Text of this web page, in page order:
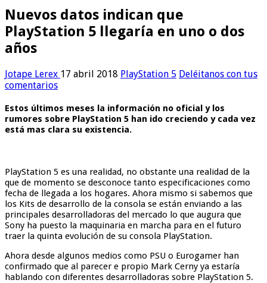
Nuevos datos indican que
PlayStation 5 llegaría en uno o dos
años
Jotape Lerex 17 abril 2018 PlayStation 5 Deléitanos con tus
comentarios
Estos últimos meses la información no oficial y los
rumores sobre PlayStation 5 han ido creciendo y cada vez
está mas clara su existencia.
PlayStation 5 es una realidad, no obstante una realidad de la
que de momento se desconoce tanto especificaciones como
fecha de llegada a los hogares. Ahora mismo si sabemos que
los Kits de desarrollo de la consola se están enviando a las
principales desarrolladoras del mercado lo que augura que
Sony ha puesto la maquinaria en marcha para en el futuro
traer la quinta evolución de su consola PlayStation.
Ahora desde algunos medios como PSU o Eurogamer han
confirmado que al parecer e propio Mark Cerny ya estaría
hablando con diferentes desarrolladoras sobre PlayStation 5.